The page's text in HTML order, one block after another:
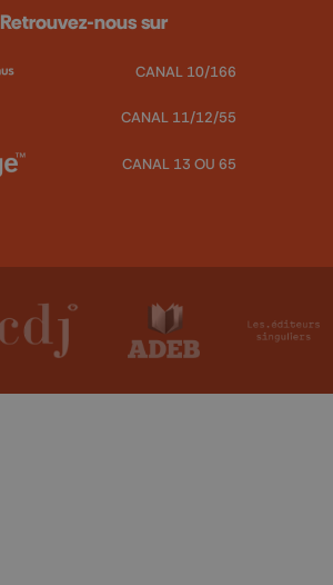
Retrouvez-nous sur
CANAL 10/166
CANAL 11/12/55
CANAL 13 OU 65